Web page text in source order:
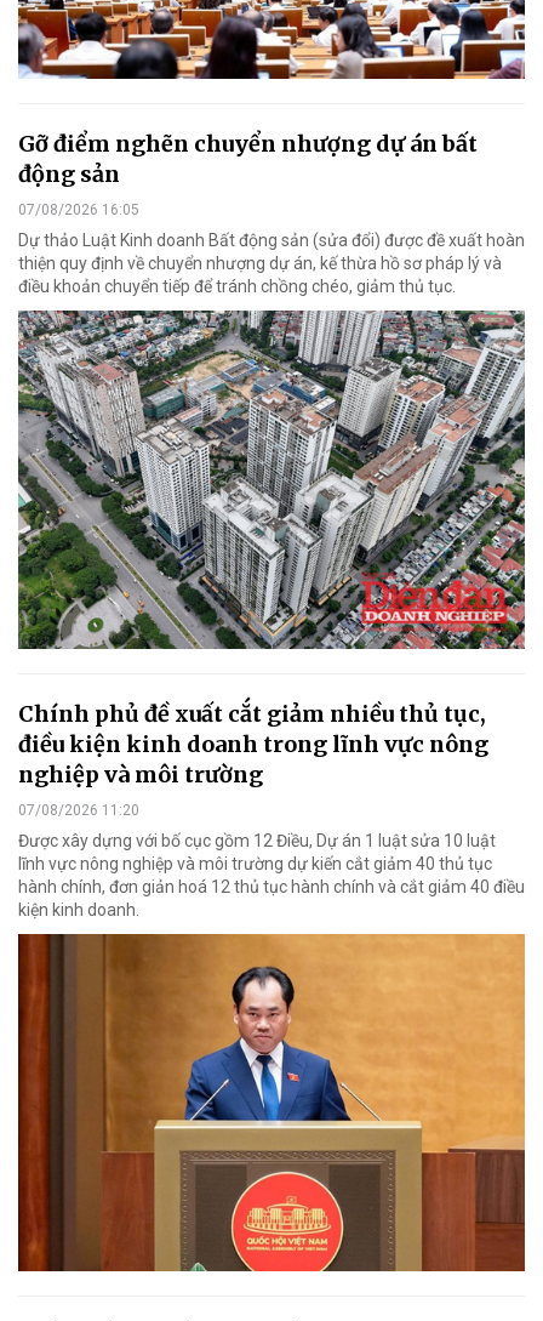
Gỡ điểm nghẽn chuyển nhượng dự án bất
động sản
07/08/2026 16:05
Dự thảo Luật Kinh doanh Bất động sản (sửa đổi) được đề xuất hoàn
thiện quy định về chuyển nhượng dự án, kế thừa hồ sơ pháp lý và
điều khoản chuyển tiếp để tránh chồng chéo, giảm thủ tục.
Chính phủ đề xuất cắt giảm nhiều thủ tục,
điều kiện kinh doanh trong lĩnh vực nông
nghiệp và môi trường
07/08/2026 11:20
Được xây dựng với bố cục gồm 12 Điều, Dự án 1 luật sửa 10 luật
lĩnh vực nông nghiệp và môi trường dự kiến cắt giảm 40 thủ tục
hành chính, đơn giản hoá 12 thủ tục hành chính và cắt giảm 40 điều
kiện kinh doanh.